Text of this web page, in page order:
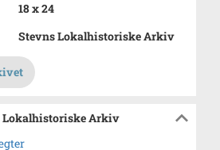
18 x 24
Stevns Lokalhistoriske Arkiv
Lokalhistoriske Arkiv